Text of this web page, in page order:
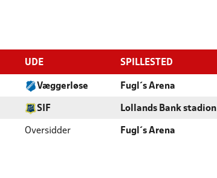
UDE SPILLESTED
Væggerløse Fugl´s Arena
SIF Lollands Bank stadion
Oversidder Fugl´s Arena